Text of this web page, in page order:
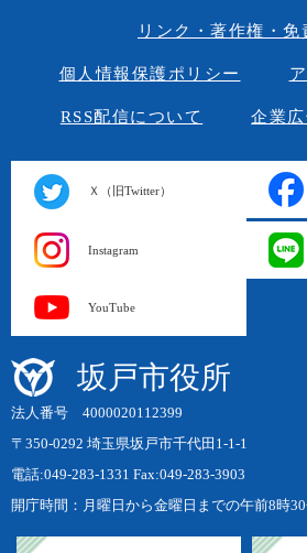
リンク・著作権・免
個人情報保護ポリシー
RSS配信について 企業
Ｘ（旧Twitter）
Instagram
YouTube
坂戸市役所
法人番号 4000020112399
〒350-0292 埼玉県坂戸市千代田1-1-1
電話:049-283-1331 Fax:049-283-3903
開庁時間：月曜日から金曜日までの午前8時